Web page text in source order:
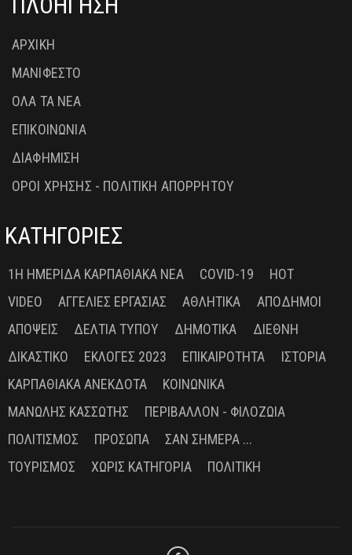
ΑΡΧΙΚΗ
ΜΑΝΙΦΕΣΤΟ
ΟΛΑ ΤΑ ΝΕΑ
ΕΠΙΚΟΙΝΩΝΙΑ
ΔΙΑΦΗΜΙΣΗ
ΟΡΟΙ ΧΡΗΣΗΣ - ΠΟΛΙΤΙΚΗ ΑΠΟΡΡΗΤΟΥ
ΚΑΤΗΓΟΡΙΕΣ
1Η ΗΜΕΡΊΔΑ ΚΑΡΠΑΘΙΑΚΆ ΝΈΑ COVID-19
HOT
VIDEO
ΑΓΓΕΛΊΕΣ ΕΡΓΑΣΊΑΣ ΑΘΛΗΤΙΚΆ
ΑΠΌΔΗΜΟΙ
ΑΠΌΨΕΙΣ
ΔΕΛΤΊΑ ΤΎΠΟΥ ΔΗΜΟΤΙΚΆ
ΔΙΕΘΝΉ
ΔΙΚΑΣΤΙΚΌ
ΕΚΛΟΓΈΣ 2023 ΕΠΙΚΑΙΡΌΤΗΤΑ
ΙΣΤΟΡΊΑ
ΚΑΡΠΑΘΙΑΚΆ ΑΝΈΚΔΟΤΑ
ΚΟΙΝΩΝΙΚΆ
ΜΑΝΏΛΗΣ ΚΑΣΣΏΤΗΣ
ΠΕΡΙΒΆΛΛΟΝ - ΦΙΛΟΖΩΊΑ
ΠΟΛΙΤΙΣΜΌΣ
ΠΡΌΣΩΠΑ
ΣΑΝ ΣΉΜΕΡΑ ...
ΤΟΥΡΙΣΜΌΣ
ΧΩΡΊΣ ΚΑΤΗΓΟΡΊΑ ΠΟΛΙΤΙΚΉ